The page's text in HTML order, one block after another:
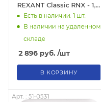
REXANT Classic RNX - 1,0
м2 - 150Вт (двухжильный
с экраном)
Есть в наличии: 1 шт.
В наличии на удаленном
складе
2 896 руб. /шт
В КОРЗИНУ
Арт. : 51-0531